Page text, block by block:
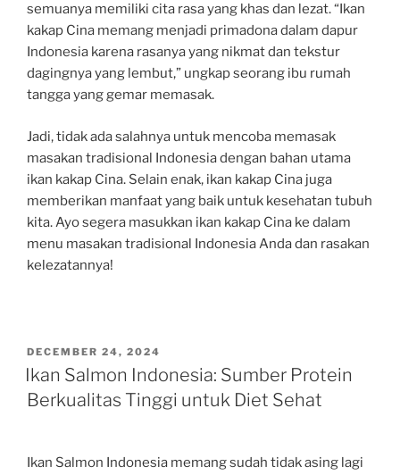
semuanya memiliki cita rasa yang khas dan lezat. “Ikan
kakap Cina memang menjadi primadona dalam dapur
Indonesia karena rasanya yang nikmat dan tekstur
dagingnya yang lembut,” ungkap seorang ibu rumah
tangga yang gemar memasak.
Jadi, tidak ada salahnya untuk mencoba memasak
masakan tradisional Indonesia dengan bahan utama
ikan kakap Cina. Selain enak, ikan kakap Cina juga
memberikan manfaat yang baik untuk kesehatan tubuh
kita. Ayo segera masukkan ikan kakap Cina ke dalam
menu masakan tradisional Indonesia Anda dan rasakan
kelezatannya!
POSTED
ON
DECEMBER 24, 2024
Ikan Salmon Indonesia: Sumber Protein
Berkualitas Tinggi untuk Diet Sehat
Ikan Salmon Indonesia memang sudah tidak asing lagi